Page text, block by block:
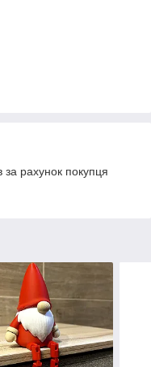
рахунок покупця